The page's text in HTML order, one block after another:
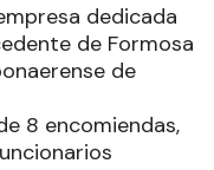
dedicada
de Formosa
de
8 encomiendas,